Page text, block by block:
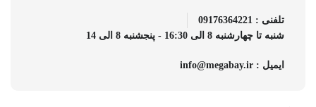
تلفنی : 09176364221
شنبه تا چهارشنبه 8 الی 16:30 - پنجشنبه 8 الی 14
ایمیل : info@megabay.ir